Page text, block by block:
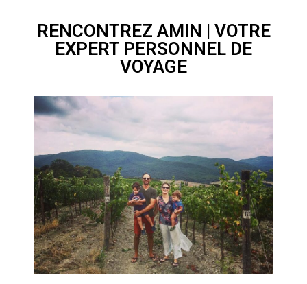
RENCONTREZ AMIN | VOTRE
EXPERT PERSONNEL DE
VOYAGE